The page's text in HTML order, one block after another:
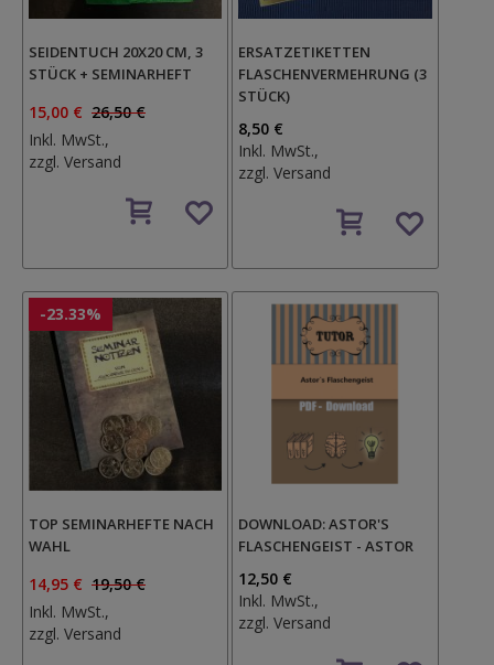
SEIDENTUCH 20X20 CM, 3
STÜCK + SEMINARHEFT
15,00 € 26,50 €
Inkl. MwSt.,
zzgl. Versand
den
ERSATZETIKETTEN
FLASCHENVERMEHRUNG (3
STÜCK)
8,50 €
Inkl. MwSt.,
zzgl.Versand
den
-23.33%
TOP SEMINARHEFTE NACH
WAHL
14,95 € 19,50 €
Inkl. MwSt.,
zzgl. Versand
DOWNLOAD: ASTOR'S
FLASCHENGEIST - ASTOR
12,50 €
Inkl. MwSt.,
zzgl.Versand